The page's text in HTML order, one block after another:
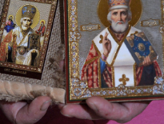
ПРАЗДНИКИ
РЕЛИГИЯ ЦЕРКОВЬ